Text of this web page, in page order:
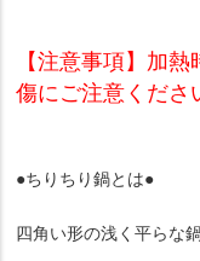
【注意事項】加
傷にご注意くださ
●ちりちり鍋とは●
四角い形の浅く平らな